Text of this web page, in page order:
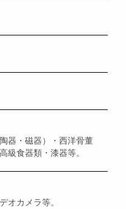
器・磁器）・西洋骨董
級食器類・漆器等。
オカメラ等。